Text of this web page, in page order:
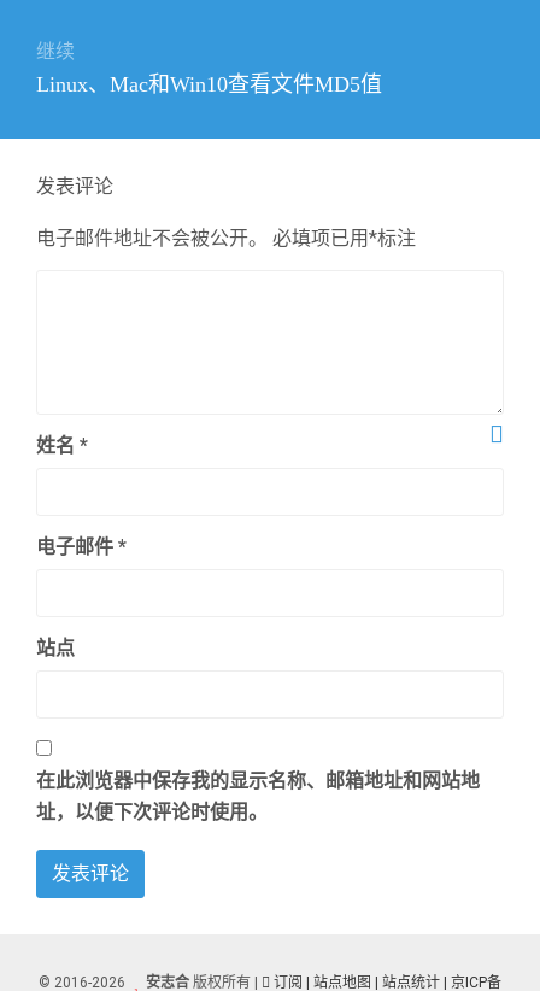
继续
下
文
章：
Linux、Mac和Win10查看文件MD5值
发表评论
电子邮件地址不会被公开。 必填项已用*标注
姓名 *
电子邮件 *
站点
在此浏览器中保存我的显示名称、邮箱地址和网站地
址，以便下次评论时使用。
© 2016-2026 安志合 版权所有 | 订阅 | 站点地图 | 站点统计 | 京ICP备